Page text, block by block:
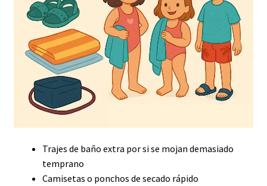
Trajes de baño extra por si se mojan demasiado
temprano
Camisetas o ponchos de secado rápido